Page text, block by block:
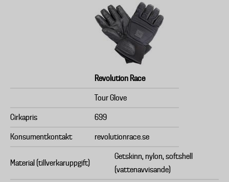
Revolution Race
Tour Glove
Cirkapris 699
Konsumentkontakt revolutionrace.se
Material (tillverkaruppgift)
Getskinn, nylon, softshell
(vattenavvisande)